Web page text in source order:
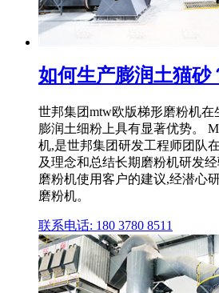
如何生产膨润土猫砂
世邦集团mtw欧版梯形磨粉机在
膨润土细粉上具有显著优势。
机,是世邦集团研发工程师团队
及理念和总结长期磨粉机研发
磨粉机使用客户的建议,经潜心
磨粉机。
联系电话: 180 3780 8511